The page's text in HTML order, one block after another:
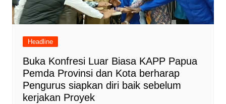
Headline
Buka Konfresi Luar Biasa KAPP Papua
Pemda Provinsi dan Kota berharap
Pengurus siapkan diri baik sebelum
kerjakan Proyek